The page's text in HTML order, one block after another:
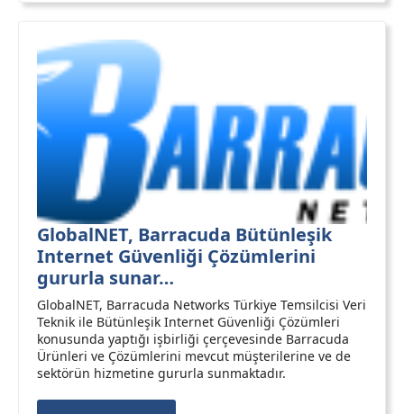
GlobalNET, Barracuda Bütünleşik
Internet Güvenliği Çözümlerini
gururla sunar…
GlobalNET, Barracuda Networks Türkiye Temsilcisi Veri
Teknik ile Bütünleşik Internet Güvenliği Çözümleri
konusunda yaptığı işbirliği çerçevesinde Barracuda
Ürünleri ve Çözümlerini mevcut müşterilerine ve de
sektörün hizmetine gururla sunmaktadır.